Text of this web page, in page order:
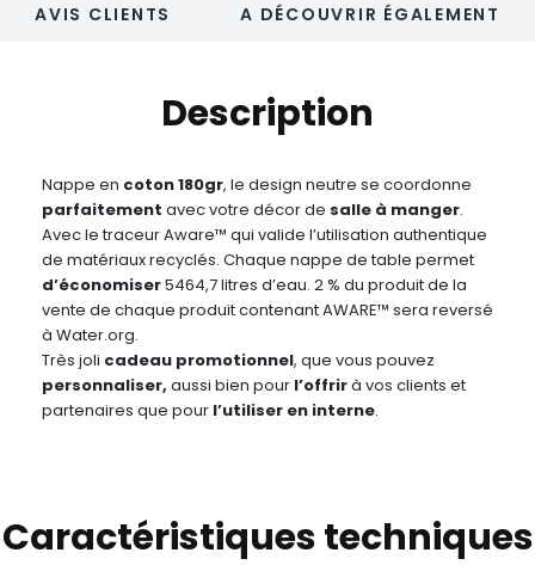
AVIS CLIENTS A DÉCOUVRIR ÉGALEMENT
Description
Nappe en coton180gr, le design neutre se coordonne
parfaitement avec votre décor de salle à manger.
Avec le traceur Aware™ qui valide l’utilisation authentique
de matériaux recyclés. Chaque nappe de table permet
d’économiser5464,7 litres d’eau. 2 % du produit de la
vente de chaque produit contenant AWARE™ sera reversé
à Water.org.
Très joli cadeau promotionnel, que vous pouvez
personnaliser, aussi bien pour l’offrirà vos clients et
partenaires que pour l’utiliser en interne.
Caractéristiques techniques